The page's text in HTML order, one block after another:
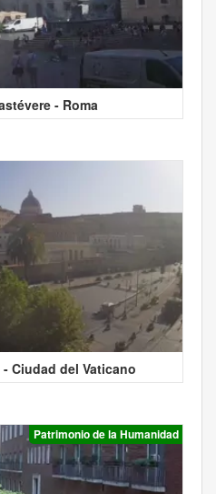
- Roma
Ciudad del Vaticano
Patrimonio de la Humanidad